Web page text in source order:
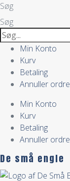
Søg
Søg
Min Konto
Kurv
Betaling
Annuller ordre
Min Konto
Kurv
Betaling
Annuller ordre
De små engle